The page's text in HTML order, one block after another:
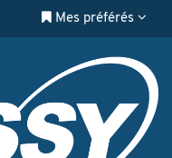
Mes préférés